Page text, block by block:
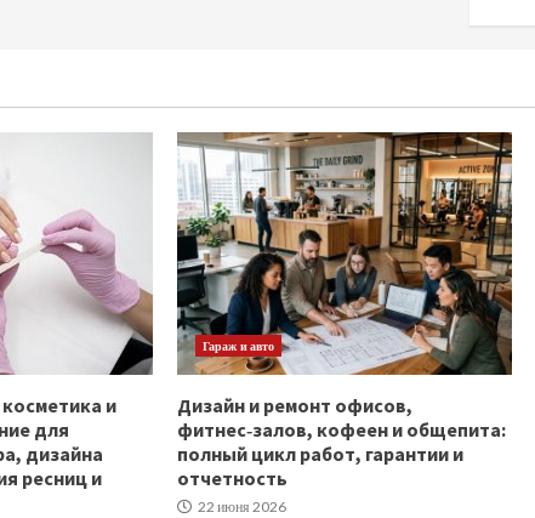
и
для
дизайна
ресниц и
Гараж и авто
Дизайн и ремонт офисов,
фитнес‑залов, кофеен и общепита:
полный цикл работ, гарантии и
отчетность
22 июня 2026